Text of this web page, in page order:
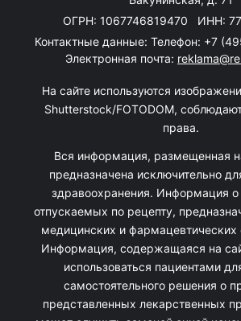
ОГРН: 1067746819470 ИНН:
Контактные данные: Телефон: +7
Электронная почта:
На сайте используются
Shutterstock/FOTODOM,
права.
Вся информация, размещенная
предназначена исключительно
здравоохранения. Информация о
отпускаемых по рецепту,
медицинских и фармацевтических
Информация, содержащаяся на
использоваться пациентами
самостоятельного решения о
представленных лекарственных